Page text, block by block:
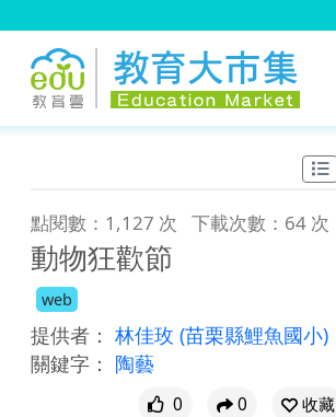
點閱數：1,127 次 下載次數：64 次
動物狂歡節
web
提供者： 林佳玫 (苗栗縣鯉魚國小)
關鍵字： 陶藝
0 0
收藏